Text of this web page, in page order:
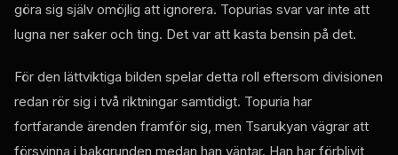
göra sig själv omöjlig att ignorera. Topurias svar var inte att
lugna ner saker och ting. Det var att kasta bensin på det.
För den lättviktiga bilden spelar detta roll eftersom divisionen
redan rör sig i två riktningar samtidigt. Topuria har
fortfarande ärenden framför sig, men Tsarukyan vägrar att
försvinna i bakgrunden medan han väntar. Han har förblivit